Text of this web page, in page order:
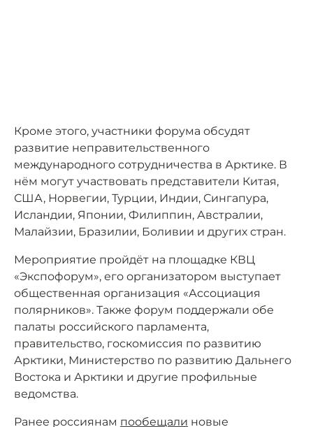
Кроме этого, участники форума обсудят
развитие неправительственного
международного сотрудничества в Арктике. В
нём могут участвовать представители Китая,
США, Норвегии, Турции, Индии, Сингапура,
Исландии, Японии, Филиппин, Австралии,
Малайзии, Бразилии, Боливии и других стран.
Мероприятие пройдёт на площадке КВЦ
«Экспофорум», его организатором выступает
общественная организация «Ассоциация
полярников». Также форум поддержали обе
палаты российского парламента,
правительство, госкомиссия по развитию
Арктики, Министерство по развитию Дальнего
Востока и Арктики и другие профильные
ведомства.
Ранее россиянам пообещали новые